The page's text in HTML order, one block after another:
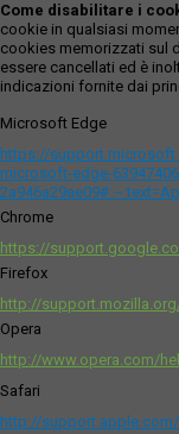
Come disabilitare i
cookie in qualsiasi
cookies memorizzati sul
essere cancellati ed è
indicazioni fornite dai
Microsoft Edge
https://
microsoft-edge-
Chrome
https://
Firefox
http://
Opera
http://www.opera.com/
Safari
http://